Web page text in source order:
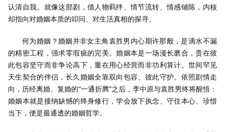
认清自我。就像这部剧，借人物羁绊、情节流转、情感铺陈，内核
却指向对婚姻本质的叩问、对生活真相的探寻。
何为婚姻？婚姻并非女主角袁胜男内心期许那般，是滴水不漏
的精密工程，强求零瑕疵的完美。婚姻本是一场漫长磨合，贵在彼
此包容坚守而非争论高下，重在用心经营而非功利算计。世间罕见
天生契合的伴侣，长久婚姻全靠双向包容、彼此守护。依照剧情走
向，历经离婚、复婚的“一通折腾”之后，李中原与袁胜男终将醒悟：
婚姻本就是接纳缺憾的终身修行，学会放下执念、守住本心、珍惜
当下，便是最通透的婚姻哲学。